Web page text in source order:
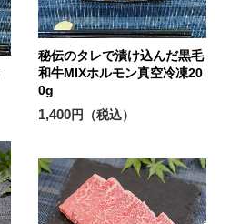
秘伝のタレで漬け込んだ黒毛
和牛MIXホルモン真空冷凍20
0g
1,400円（税込）